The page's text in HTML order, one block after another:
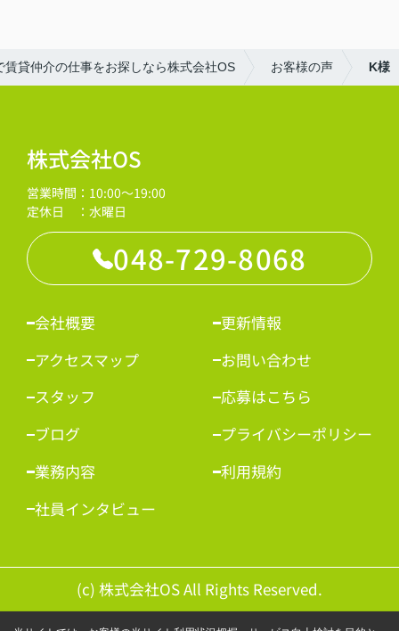
賃貸仲介の仕事をお探しなら株式会社OS お客様の声 K様
株式会社OS
営業時間：10:00～19:00
定休日 ：水曜日
048-729-8068
会社概要
アクセスマップ
スタッフ
ブログ
業務内容
社員インタビュー
更新情報
お問い合わせ
応募はこちら
プライバシーポリシー
利用規約
(c) 株式会社OS All Rights Reserved.